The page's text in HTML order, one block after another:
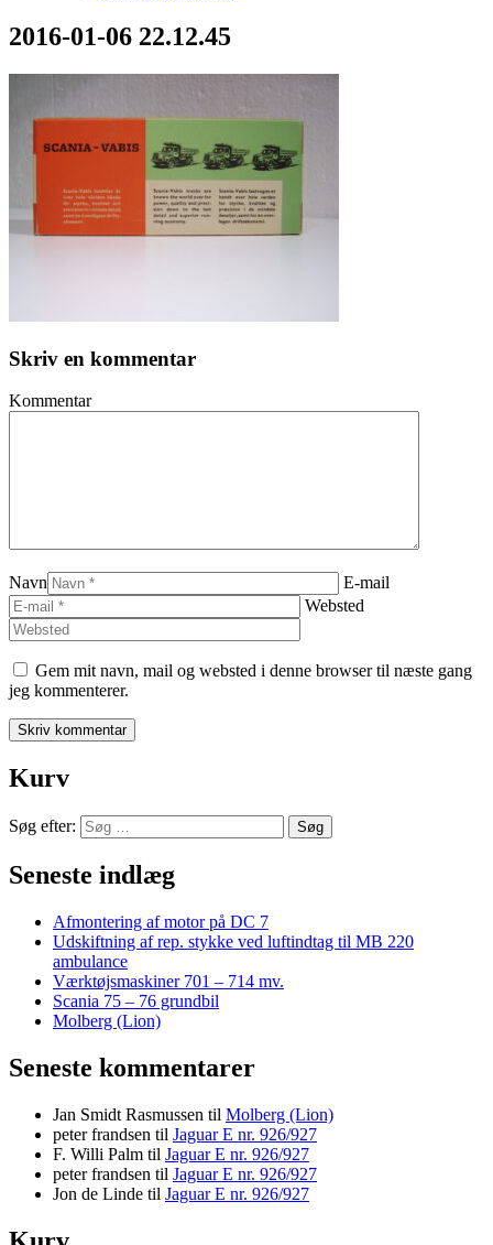
2016-01-06 22.12.45
Skriv en kommentar
Kommentar
Navn
E-mail
Websted
Gem mit navn, mail og websted i denne browser til næste gang
jeg kommenterer.
Kurv
Søg efter:
Seneste indlæg
Afmontering af motor på DC 7
Udskiftning af rep. stykke ved luftindtag til MB 220
ambulance
Værktøjsmaskiner 701 – 714 mv.
Scania 75 – 76 grundbil
Molberg (Lion)
Seneste kommentarer
Jan Smidt Rasmussen til Molberg (Lion)
peter frandsen til Jaguar E nr. 926/927
F. Willi Palm til Jaguar E nr. 926/927
peter frandsen til Jaguar E nr. 926/927
Jon de Linde til Jaguar E nr. 926/927